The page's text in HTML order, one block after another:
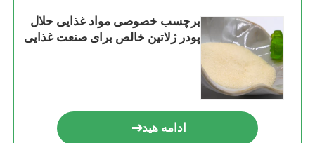
برچسب خصوصی مواد غذایی حلال
پودر ژلاتین خالص برای صنعت غذایی
ادامه هید